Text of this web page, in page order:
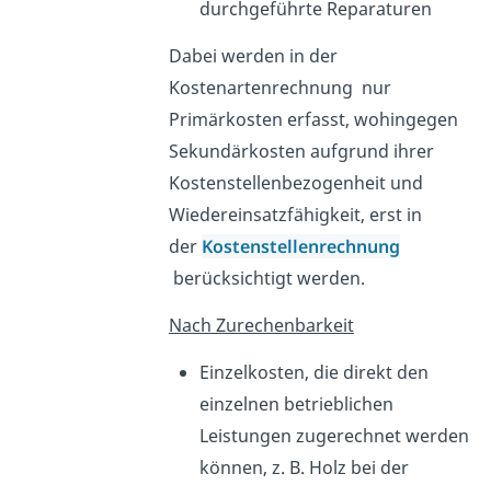
durchgeführte Reparaturen
Dabei werden in der
Kostenartenrechnung nur
Primärkosten erfasst, wohingegen
Sekundärkosten aufgrund ihrer
Kostenstellenbezogenheit und
Wiedereinsatzfähigkeit, erst in
der Kostenstellenrechnung
berücksichtigt werden.
Nach Zurechenbarkeit
Einzelkosten, die direkt den
einzelnen betrieblichen
Leistungen zugerechnet werden
können, z. B. Holz bei der